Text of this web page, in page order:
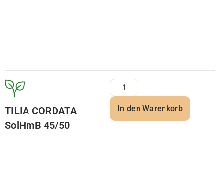
TILIA CORDATA
SolHmB 45/50
In den Warenkorb